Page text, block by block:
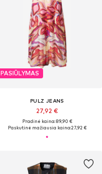
PASIŪLYMAS
PULZ JEANS
27,92 €
Pradinė kaina: 89,90 €
Paskutinė mažiausia kaina:27,92 €